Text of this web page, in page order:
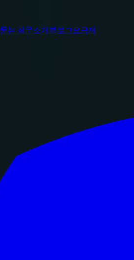
는 질문소개블로그요금제